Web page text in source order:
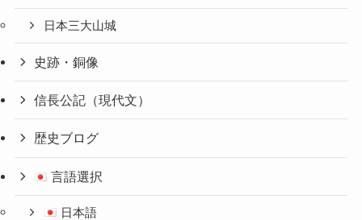
日本三大山城
史跡・銅像
信長公記（現代文）
歴史ブログ
言語選択
日本語